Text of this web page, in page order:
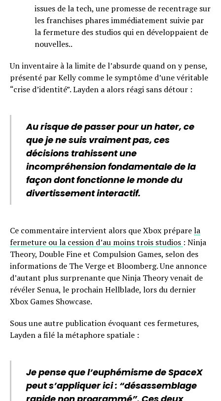
issues de la tech, une promesse de recentrage sur
les franchises phares immédiatement suivie par
la fermeture des studios qui en développaient de
nouvelles..
Un inventaire à la limite de l’absurde quand on y pense,
présenté par Kelly comme le symptôme d’une véritable
“crise d’identité”. Layden a alors réagi sans détour :
Au risque de passer pour un hater, ce
que je ne suis vraiment pas, ces
décisions trahissent une
incompréhension fondamentale de la
façon dont fonctionne le monde du
divertissement interactif.
Ce commentaire intervient alors que Xbox préparela
fermeture ou la cession d’au moins trois studios : Ninja
Theory, Double Fine et Compulsion Games, selon des
informations de The Verge et Bloomberg. Une annonce
d’autant plus surprenante que Ninja Theory venait de
révéler Senua, le prochain Hellblade, lors du dernier
Xbox Games Showcase.
Sous une autre publication évoquant ces fermetures,
Layden a filé la métaphore spatiale :
Je pense que l’euphémisme de SpaceX
peut s’appliquer ici : “désassemblage